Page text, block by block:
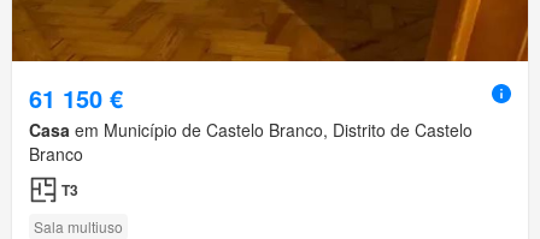
61 150 €
Casa em Município de Castelo Branco, Distrito de Castelo
Branco
T3
Sala multiuso